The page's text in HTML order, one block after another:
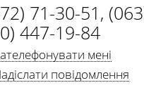
71-30-51,
447-19-84
мені
повідомлення